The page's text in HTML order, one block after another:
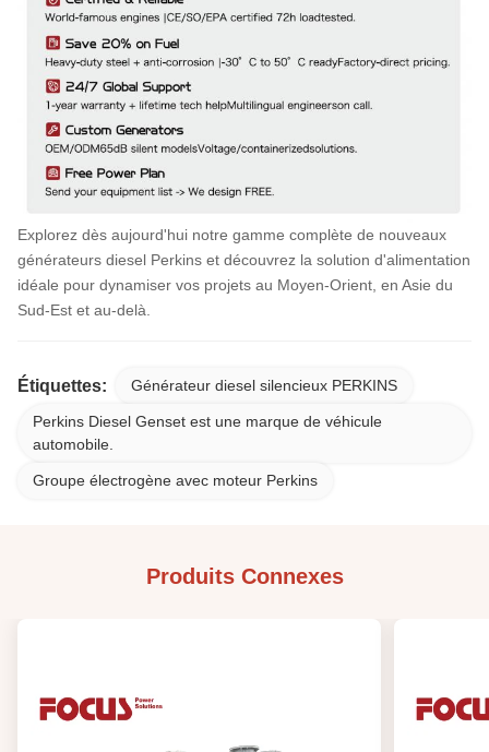
Explorez dès aujourd'hui notre gamme complète de nouveaux
générateurs diesel Perkins et découvrez la solution d'alimentation
idéale pour dynamiser vos projets au Moyen-Orient, en Asie du
Sud-Est et au-delà.
Étiquettes: Générateur diesel silencieux PERKINS
Perkins Diesel Genset est une marque de véhicule
automobile.
Groupe électrogène avec moteur Perkins
Produits Connexes